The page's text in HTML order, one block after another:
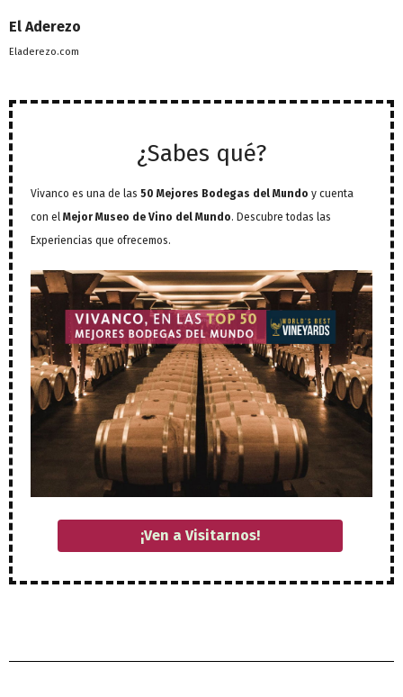
El Aderezo
Eladerezo.com
¿Sabes qué?
Vivanco es una de las 50 Mejores Bodegas del Mundo y cuenta
con el Mejor Museo de Vino del Mundo. Descubre todas las
Experiencias que ofrecemos.
¡Ven a Visitarnos!